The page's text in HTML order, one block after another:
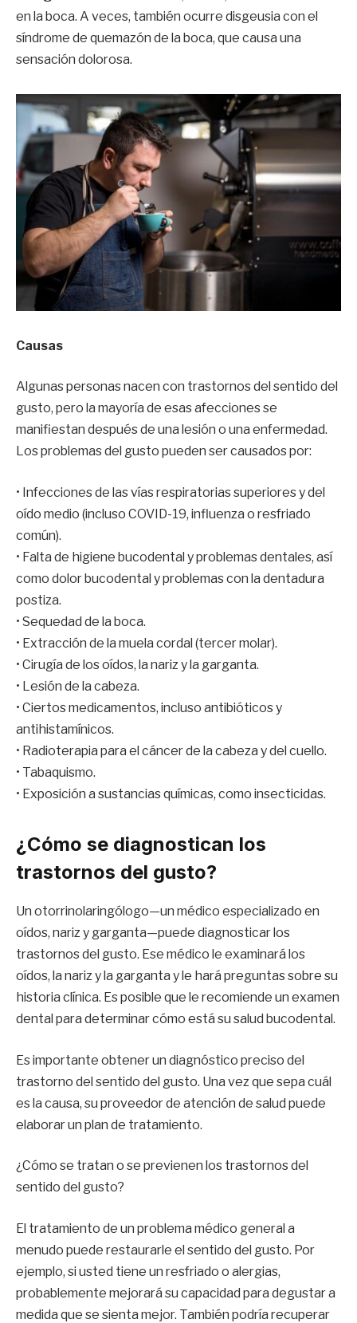
en la boca. A veces, también ocurre disgeusia con el
síndrome de quemazón de la boca, que causa una
sensación dolorosa.
Causas
Algunas personas nacen con trastornos del sentido del
gusto, pero la mayoría de esas afecciones se
manifiestan después de una lesión o una enfermedad.
Los problemas del gusto pueden ser causados por:
• Infecciones de las vías respiratorias superiores y del
oído medio (incluso COVID-19, influenza o resfriado
común).
• Falta de higiene bucodental y problemas dentales, así
como dolor bucodental y problemas con la dentadura
postiza.
• Sequedad de la boca.
• Extracción de la muela cordal (tercer molar).
• Cirugía de los oídos, la nariz y la garganta.
• Lesión de la cabeza.
• Ciertos medicamentos, incluso antibióticos y
antihistamínicos.
• Radioterapia para el cáncer de la cabeza y del cuello.
• Tabaquismo.
• Exposición a sustancias químicas, como insecticidas.
¿Cómo se diagnostican los
trastornos del gusto?
Un otorrinolaringólogo—un médico especializado en
oídos, nariz y garganta—puede diagnosticar los
trastornos del gusto. Ese médico le examinará los
oídos, la nariz y la garganta y le hará preguntas sobre su
historia clínica. Es posible que le recomiende un examen
dental para determinar cómo está su salud bucodental.
Es importante obtener un diagnóstico preciso del
trastorno del sentido del gusto. Una vez que sepa cuál
es la causa, su proveedor de atención de salud puede
elaborar un plan de tratamiento.
¿Cómo se tratan o se previenen los trastornos del
sentido del gusto?
El tratamiento de un problema médico general a
menudo puede restaurarle el sentido del gusto. Por
ejemplo, si usted tiene un resfriado o alergias,
probablemente mejorará su capacidad para degustar a
medida que se sienta mejor. También podría recuperar